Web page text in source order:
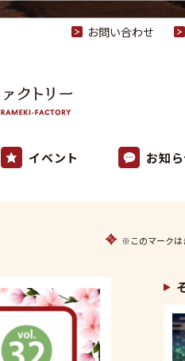
イベント お知
お問い合わせ
※このマークは